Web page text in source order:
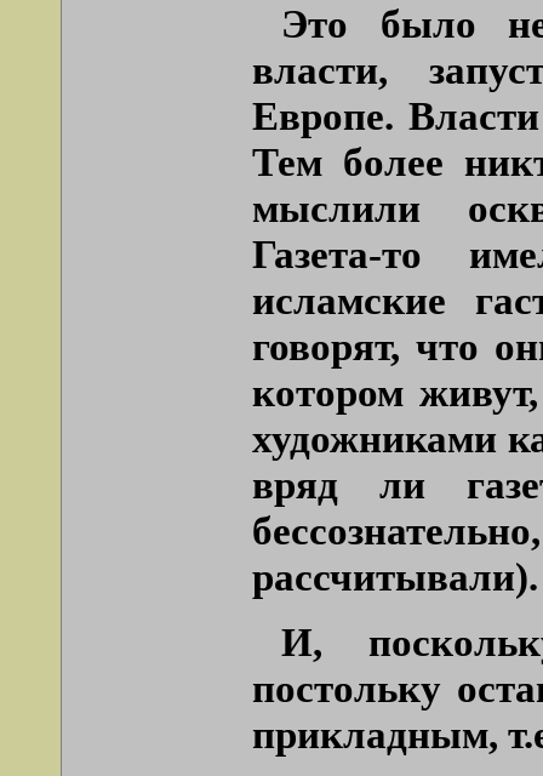
Это было
власти,
Европе.
Тем более
мыслили
Газета-то
исламские
говорят, что
котором
художниками
вряд ли
рассчитывали).
И,
постольку
прикладным,